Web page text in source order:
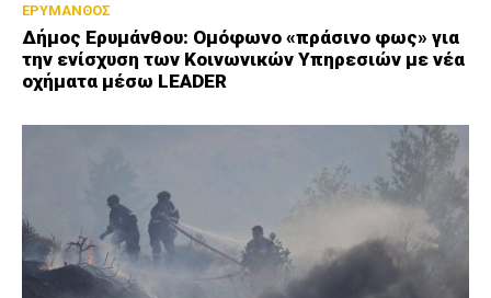
ΕΡΥΜΑΝΘΟΣ
Δήμος Ερυμάνθου: Ομόφωνο «πράσινο φως» για
την ενίσχυση των Κοινωνικών Υπηρεσιών με νέα
οχήματα μέσω LEADER